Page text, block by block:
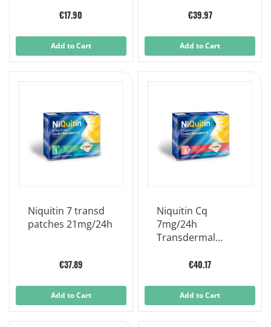
€17.90
Add to Cart
Patches Nicotine
€39.97
Add to Cart
Niquitin 7 transd
patches 21mg/24h
€37.89
Add to Cart
Niquitin Cq
7mg/24h
Transdermal
Transdermal
€40.17
Add to Cart